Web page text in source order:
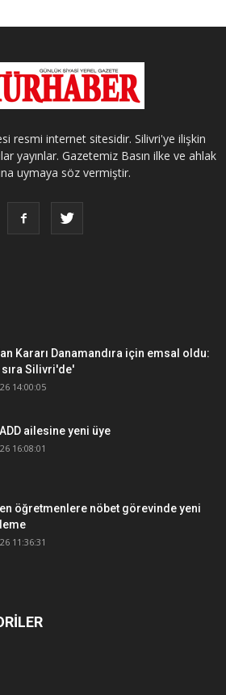
resmi internet sitesidir. Silivri'ye ilişkin
yayınlar. Gazetemiz Basın ilke ve ahlak
uymaya söz vermiştir.
Kararı Danamandıra için emsal oldu:
Silivri'de'
14:00:05
ailesine yeni üye
16:08:01
öğretmenlere nöbet görevinde yeni
11:36:31